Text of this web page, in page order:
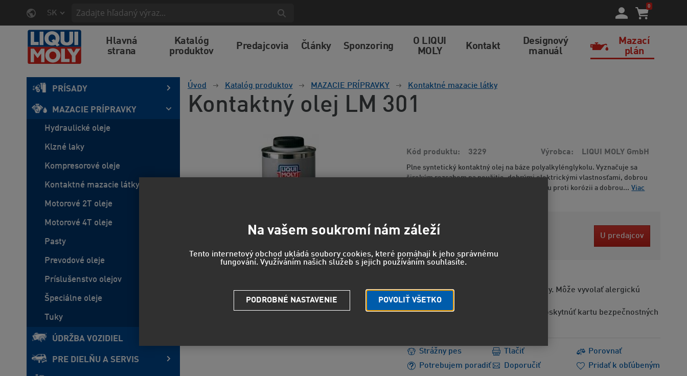
SK
0
Hlavná
strana
Katalóg
produktov
Predajcovia Články Sponzoring
O LIQUI
MOLY
Kontakt
Designový
manuál
Mazací
plán
PRÍSADY
MAZACIE PRÍPRAVKY
Hydraulické oleje
Klzné laky
Kompresorové oleje
Kontaktné mazacie látky
Motorové 2T oleje
Motorové 4T oleje
Pasty
Prevodové oleje
Príslušenstvo olejov
Špeciálne oleje
Tuky
ÚDRŽBA VOZIDIEL
PRE DIELŇU A SERVIS
Úvod Katalóg produktov MAZACIE PRÍPRAVKY Kontaktné mazacie látky
Kontaktný olej LM 301
Kód produktu 3229 Výrobca LIQUI MOLY GmbH
Plne syntetický kontaktný olej na báze polyalkylénglykolu. Vyznačuje sa
širokým rozsahom na použitie, dobrými elektrickými vlastnosťami, dobrou
odolnosťou voči starnutiu, vysokou ochranou proti korózii a dobrou... Viac
58,83 EUR U predajcov
EUH208 - Obsahuje alergénne látky. Môže vyvolať alergickú
reakciu.
EUH210 - Na požiadanie možno poskytnúť kartu bezpečnostných
Strážny pes
Porovnať
Potrebujem poradiť
Doporučiť
Tlačiť
Pridať k obľúbeným
Na vašem soukromí nám záleží
Tento internetový obchod ukládá soubory cookies, které pomáhají k jeho správnému
fungování. Využíváním našich služeb s jejich používáním souhlasíte.
POVOLIŤ VŠETKO
PODROBNÉ NASTAVENIE